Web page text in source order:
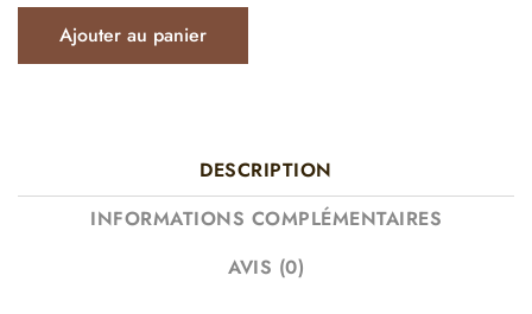
Ajouter au panier
DESCRIPTION
INFORMATIONS COMPLÉMENTAIRES
AVIS (0)